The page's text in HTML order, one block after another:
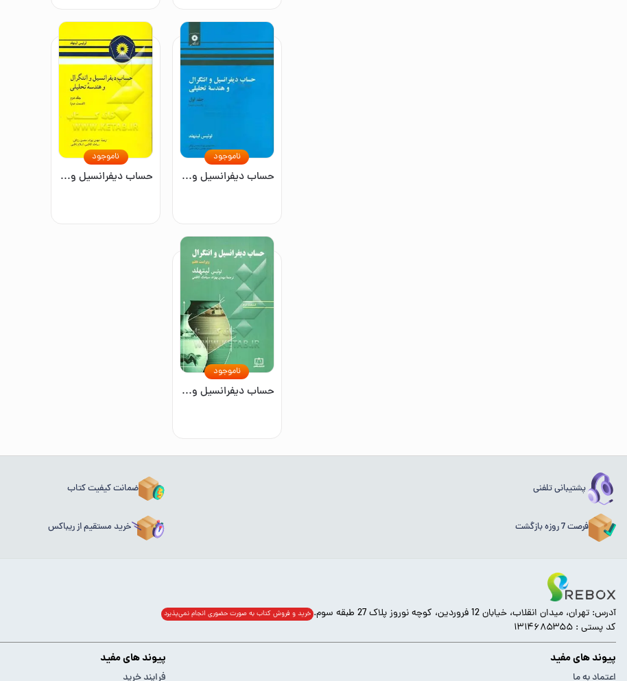
حساب دیفرانسیل و انتگرال و هندسه تحلیلی (جلد اول-قسمت دوم)
ناموجود
حساب دیفرانسیل و انتگرال و هندسه تحلیلی (قسمت دوم)
ناموجود
حساب دیفرانسیل و انتگرال: قسمت دوم
ناموجود
پشتیبانی تلفنی ضمانت کیفیت کتاب
فرصت 7 روزه بازگشت خرید مستقیم از ریباکس
آدرس: تهران، میدان انقلاب، خیابان 12 فروردین، کوچه نوروز پلاک 27 طبقه سوم. خرید و فروش کتاب به صورت حضوری انجام‌ نمی‌پذیرد
کد پستی : ۱۳۱۴۶۸۵۳۵۵
پیوند های مفید
اعتماد به ما
پیوند های مفید
فرایند خرید